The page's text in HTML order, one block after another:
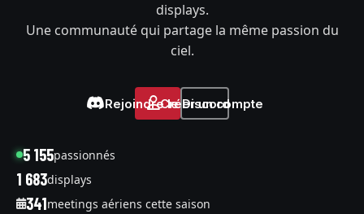
displays.
Une communauté qui partage la même passion du
ciel.
Rejoindre le Discord
Créer un compte
5 155passionnés
1 683displays
341meetings aériens cette saison